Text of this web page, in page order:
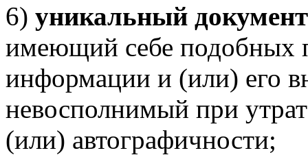
6) уникальный документ
имеющий себе подобных
информации и (или) его
невосполнимый при
(или) автографичности;